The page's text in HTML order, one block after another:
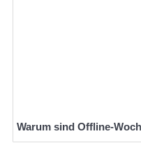
Warum sind Offline-